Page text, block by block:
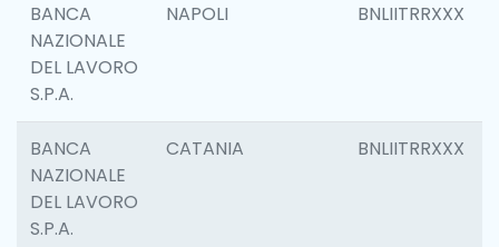
BANCA
NAZIONALE
DEL LAVORO
S.P.A.
NAPOLI BNLIITRRXXX
BANCA
NAZIONALE
DEL LAVORO
S.P.A.
CATANIA BNLIITRRXXX